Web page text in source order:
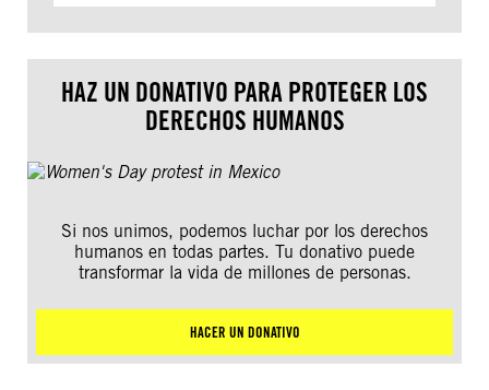
HAZ UN DONATIVO PARA PROTEGER LOS
DERECHOS HUMANOS
Si nos unimos, podemos luchar por los derechos
humanos en todas partes. Tu donativo puede
transformar la vida de millones de personas.
HACER UN DONATIVO